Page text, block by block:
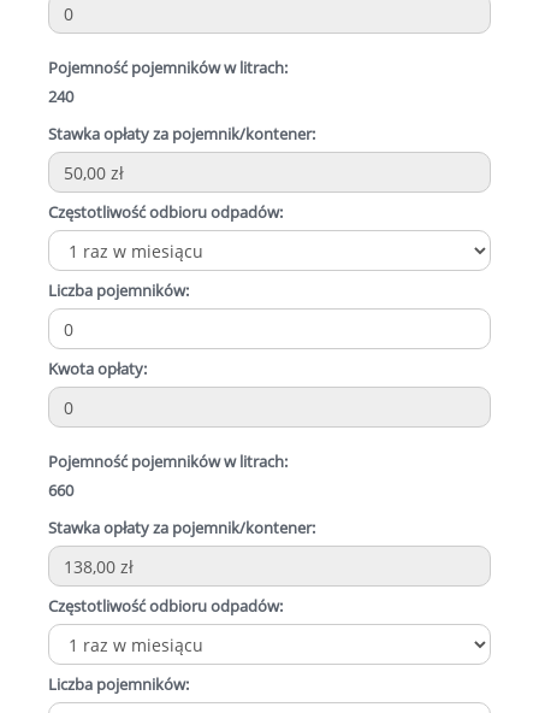
Pojemność pojemników w litrach:
240
Stawka opłaty za pojemnik/kontener:
Częstotliwość odbioru odpadów:
Liczba pojemników:
Kwota opłaty:
Pojemność pojemników w litrach:
660
Stawka opłaty za pojemnik/kontener:
Częstotliwość odbioru odpadów:
Liczba pojemników: